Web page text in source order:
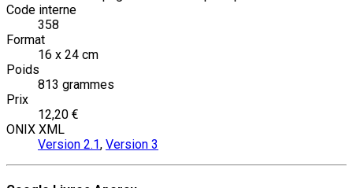
Code interne
358
Format
16 x 24 cm
Poids
813 grammes
Prix
12,20 €
ONIX XML
Version 2.1, Version 3